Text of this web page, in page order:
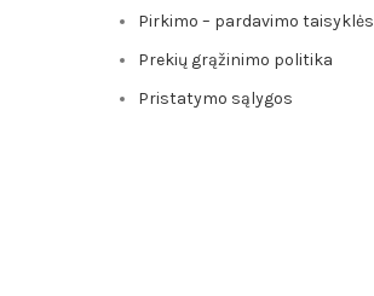
Pirkimo – pardavimo taisyklės
Prekių grąžinimo politika
Pristatymo sąlygos